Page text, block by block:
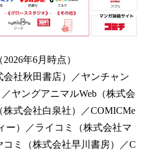
年6月時点）
社秋田書店）／ヤンチャン
ヤングアニマルWeb（株式会
式会社白泉社）／COMICMe
ー）／ライコミ（株式会社マ
ミ（株式会社早川書房）／C